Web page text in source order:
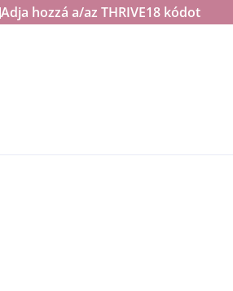
Adja hozzá a/az THRIVE18 kódot